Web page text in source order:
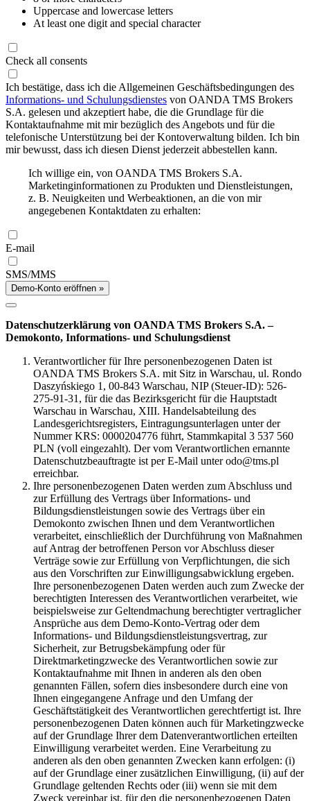
Uppercase and lowercase letters
At least one digit and special character
Check all consents
Ich bestätige, dass ich die Allgemeinen Geschäftsbedingungen des
Informations- und Schulungsdienstes von OANDA TMS Brokers
S.A. gelesen und akzeptiert habe, die die Grundlage für die
Kontaktaufnahme mit mir bezüglich des Angebots und für die
telefonische Unterstützung bei der Kontoverwaltung bilden. Ich bin
mir bewusst, dass ich diesen Dienst jederzeit abbestellen kann.
Ich willige ein, von OANDA TMS Brokers S.A.
Marketinginformationen zu Produkten und Dienstleistungen,
z. B. Neuigkeiten und Werbeaktionen, an die von mir
angegebenen Kontaktdaten zu erhalten:
E-mail
SMS/MMS
Demo-Konto eröffnen »
Datenschutzerklärung von OANDA TMS Brokers S.A. –
Demokonto, Informations- und Schulungsdienst
Verantwortlicher für Ihre personenbezogenen Daten ist
OANDA TMS Brokers S.A. mit Sitz in Warschau, ul. Rondo
Daszyńskiego 1, 00-843 Warschau, NIP (Steuer-ID): 526-
275-91-31, für die das Bezirksgericht für die Hauptstadt
Warschau in Warschau, XIII. Handelsabteilung des
Landesgerichtsregisters, Eintragungsunterlagen unter der
Nummer KRS: 0000204776 führt, Stammkapital 3 537 560
PLN (voll eingezahlt). Der vom Verantwortlichen ernannte
Datenschutzbeauftragte ist per E-Mail unter odo@tms.pl
erreichbar.
Ihre personenbezogenen Daten werden zum Abschluss und
zur Erfüllung des Vertrags über Informations- und
Bildungsdienstleistungen sowie des Vertrags über ein
Demokonto zwischen Ihnen und dem Verantwortlichen
verarbeitet, einschließlich der Durchführung von Maßnahmen
auf Antrag der betroffenen Person vor Abschluss dieser
Verträge sowie zur Erfüllung von Verpflichtungen, die sich
aus den Vorschriften zur Einwilligungsabwicklung ergeben.
Ihre personenbezogenen Daten werden auch zum Zwecke der
berechtigten Interessen des Verantwortlichen verarbeitet, wie
beispielsweise zur Geltendmachung berechtigter vertraglicher
Ansprüche aus dem Demo-Konto-Vertrag oder dem
Informations- und Bildungsdienstleistungsvertrag, zur
Sicherheit, zur Betrugsbekämpfung oder für
Direktmarketingzwecke des Verantwortlichen sowie zur
Kontaktaufnahme mit Ihnen in anderen als den oben
genannten Fällen, sofern dies insbesondere durch eine von
Ihnen eingegangene Anfrage und den Umfang der
Geschäftstätigkeit des Verantwortlichen gerechtfertigt ist. Ihre
personenbezogenen Daten können auch für Marketingzwecke
auf der Grundlage Ihrer dem Datenverantwortlichen erteilten
Einwilligung verarbeitet werden. Eine Verarbeitung zu
anderen als den oben genannten Zwecken kann erfolgen: (i)
auf der Grundlage einer zusätzlichen Einwilligung, (ii) auf der
Grundlage geltenden Rechts oder (iii) wenn sie mit dem
Zweck vereinbar ist, für den die personenbezogenen Daten